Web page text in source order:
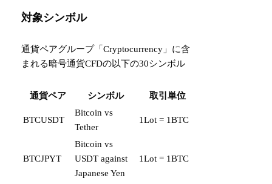
対象シンボル
通貨ペアグループ「Cryptocurrency」に含
まれる暗号通貨CFDの以下の30シンボル
通貨ペア シンボル 取引単位
BTCUSDT
Bitcoin vs
Tether
1Lot = 1BTC
BTCJPYT
Bitcoin vs
USDT against
Japanese Yen
1Lot = 1BTC